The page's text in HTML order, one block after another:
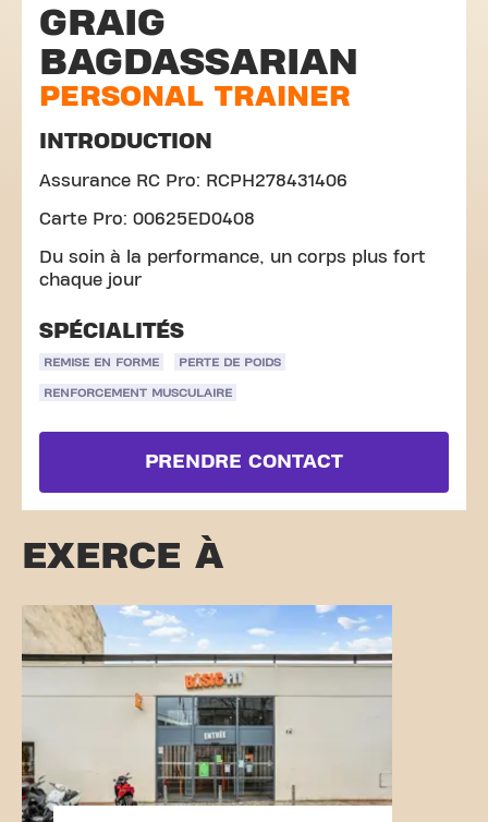
GRAIG
BAGDASSARIAN
PERSONAL TRAINER
INTRODUCTION
Assurance RC Pro: RCPH278431406
Carte Pro: 00625ED0408
Du soin à la performance, un corps plus fort
chaque jour
SPÉCIALITÉS
REMISE EN FORME PERTE DE POIDS
RENFORCEMENT MUSCULAIRE
PRENDRE CONTACT
EXERCE À